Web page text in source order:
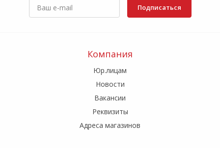
Подписаться
Компания
Юр.лицам
Новости
Вакансии
Реквизиты
Адреса магазинов